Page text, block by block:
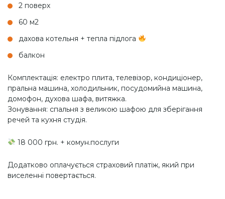
2 поверх
60 м2
дахова котельня + тепла підлога
балкон
Комплектація: електро плита, телевізор, кондиціонер,
пральна машина, холодильник, посудомийна машина,
домофон, духова шафа, витяжка.
Зонування: спальня з великою шафою для зберігання
речей та кухня студія.
18 000 грн. + комун.послуги
Додатково оплачується страховий платіж, який при
виселенні повертається.